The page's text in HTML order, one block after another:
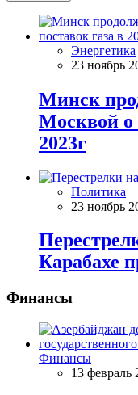
Энергетика
23 ноябрь
Минск
Москвой о
2023г
Политика
23 ноябрь
Карабахе
Финансы
Финансы
13 февраль